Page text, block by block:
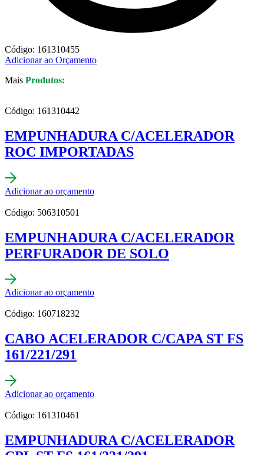
Código: 161310455
Adicionar ao Orçamento
Mais Produtos:
Código: 161310442
EMPUNHADURA C/ACELERADOR
ROC IMPORTADAS
Adicionar ao orçamento
Código: 506310501
EMPUNHADURA C/ACELERADOR
PERFURADOR DE SOLO
Adicionar ao orçamento
Código: 160718232
CABO ACELERADOR C/CAPA ST FS
161/221/291
Adicionar ao orçamento
Código: 161310461
EMPUNHADURA C/ACELERADOR